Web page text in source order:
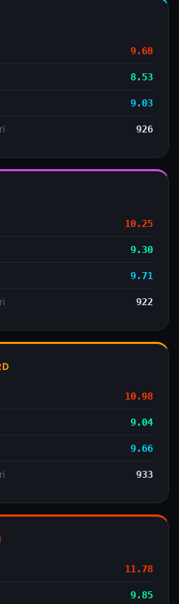
9.68
8.53
9.03
926
10.25
9.30
9.71
922
10.98
9.04
9.66
933
11.78
9.85